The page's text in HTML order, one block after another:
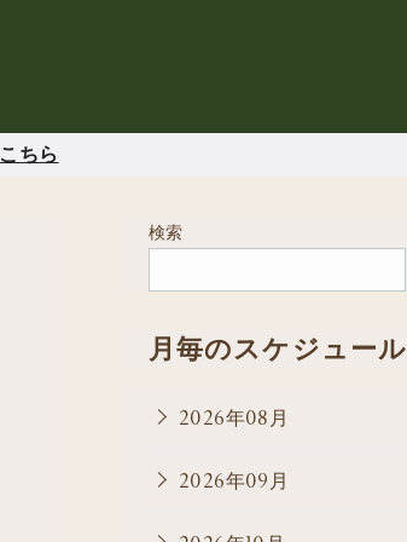
こちら
検索
月毎のスケジュール
2026年08月
2026年09月